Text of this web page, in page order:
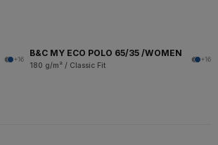
+16
B&C MY ECO POLO 65/35 /WOMEN
180 g/m² / Classic Fit
+16